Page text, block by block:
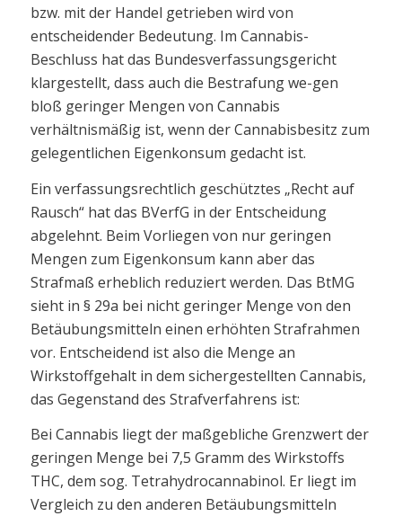
bzw. mit der Handel getrieben wird von
entscheidender Bedeutung. Im Cannabis-
Beschluss hat das Bundesverfassungsgericht
klargestellt, dass auch die Bestrafung we-gen
bloß geringer Mengen von Cannabis
verhältnismäßig ist, wenn der Cannabisbesitz zum
gelegentlichen Eigenkonsum gedacht ist.
Ein verfassungsrechtlich geschütztes „Recht auf
Rausch“ hat das BVerfG in der Entscheidung
abgelehnt. Beim Vorliegen von nur geringen
Mengen zum Eigenkonsum kann aber das
Strafmaß erheblich reduziert werden. Das BtMG
sieht in § 29a bei nicht geringer Menge von den
Betäubungsmitteln einen erhöhten Strafrahmen
vor. Entscheidend ist also die Menge an
Wirkstoffgehalt in dem sichergestellten Cannabis,
das Gegenstand des Strafverfahrens ist:
Bei Cannabis liegt der maßgebliche Grenzwert der
geringen Menge bei 7,5 Gramm des Wirkstoffs
THC, dem sog. Tetrahydrocannabinol. Er liegt im
Vergleich zu den anderen Betäubungsmitteln